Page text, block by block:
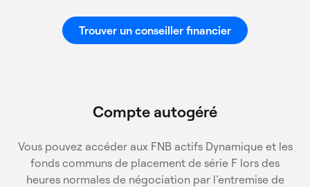
Trouver un conseiller financier
Compte autogéré
Vous pouvez accéder aux FNB actifs Dynamique et les
fonds communs de placement de série F lors des
heures normales de négociation par l’entremise de